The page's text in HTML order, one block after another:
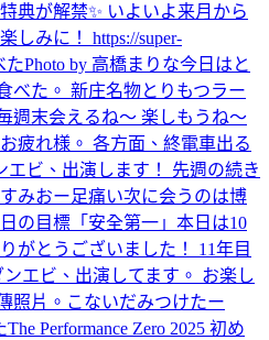
典が解禁✨ いよいよ来月から
しみに！ https://super-
たPhoto by 高橋まりな今日はと
べた。 新庄名物とりもつラー
週末会えるね〜 楽しもうね〜
疲れ様。 各方面、終電車出る
エビ、出演します！ 先週の続き
みおー足痛い次に会うのは博
の目標「安全第一」 本日は10
がとうございました！ 11年目
エビ、出演してます。 お楽し
照片。 こないだみつけたー
The Performance Zero 2025 初め